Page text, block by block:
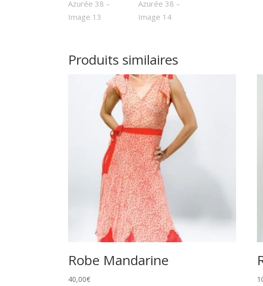
Produits similaires
Robe Mandarine
40,00€